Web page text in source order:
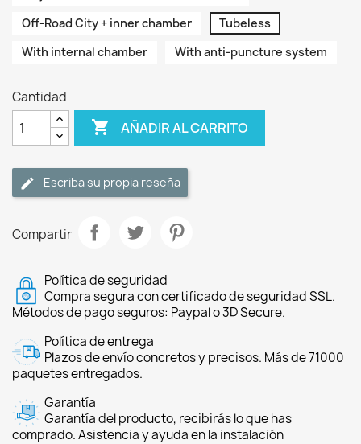
Off-Road City + inner chamber
Tubeless
With internal chamber
With anti-puncture system
Cantidad
 AÑADIR AL CARRITO
Escriba su propia reseña
Compartir
Política de seguridad
Compra segura con certificado de seguridad SSL.
Métodos de pago seguros: Paypal o 3D Secure.
Política de entrega
Plazos de envío concretos y precisos. Más de 71000
paquetes entregados.
Garantía
Garantía del producto, recibirás lo que has
comprado. Asistencia y ayuda en la instalación